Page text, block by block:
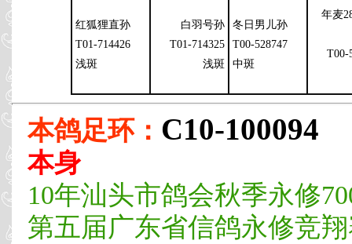
红狐狸直孙
T01-714426
浅斑
白羽号孙
T01-714325
浅斑
冬日男儿孙
T00-528747
中斑
年麦
T00-
本鸽足环： C10-100094
本身
10年汕头市鸽会秋季永修
第五届广东省信鸽永修竞